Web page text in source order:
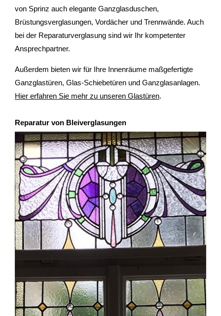
von Sprinz auch elegante Ganzglasduschen,
Brüstungsverglasungen, Vordächer und Trennwände. Auch
bei der Reparaturverglasung sind wir Ihr kompetenter
Ansprechpartner.
Außerdem bieten wir für Ihre Innenräume maßgefertigte
Ganzglastüren, Glas-Schiebetüren und Ganzglasanlagen.
Hier erfahren Sie mehr zu unseren Glastüren.
Reparatur von Bleiverglasungen